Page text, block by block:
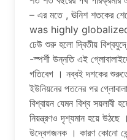
– এর মতে , ঊনিশ শতকের
was highly globalized |
ঢেউ শুরু হলো দ্বিতীয়
-স্পর্শী উন্নতি এই
গতিবেগ । নব্বই দশকের
ইউনিয়নের পতনের পর
বিশ্বায়ন যেমন বিশ্ব সয়লাবী
নিয়ন্ত্রণও দৃশ্যমান হয়ে
উদ্বেগজনক । কারণ কোনো